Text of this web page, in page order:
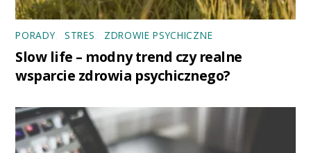
PORADY STRES ZDROWIE PSYCHICZNE
Slow life – modny trend czy realne
wsparcie zdrowia psychicznego?